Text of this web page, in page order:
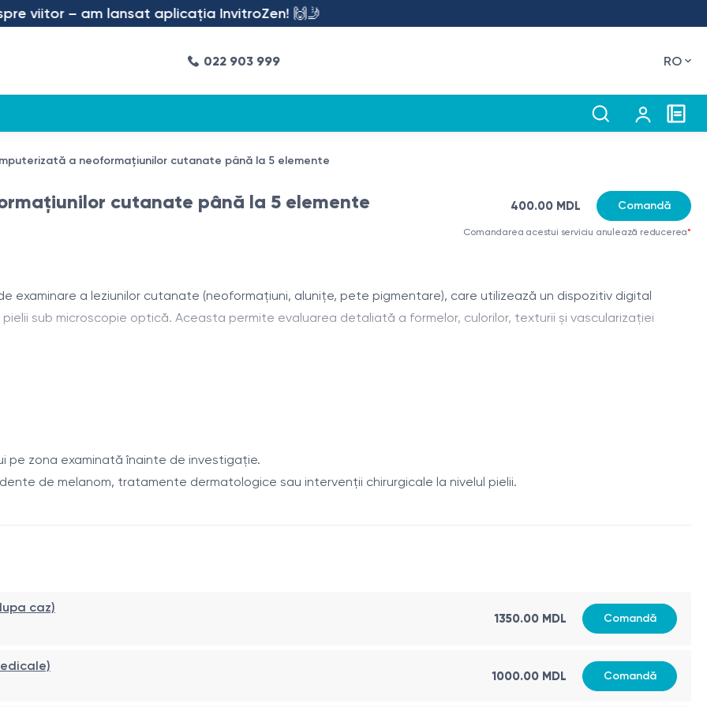
viitor – am lansat aplicația InvitroZen! 🙌🤳
022 903 999 RO
a neoformațiunilor cutanate până la 5 elemente
cutanate până la 5 elemente 400.00 MDL Comandă
Comandarea acestui serviciu anulează reducerea*
examinare a leziunilor cutanate (neoformațiuni, alunițe, pete pigmentare), care utilizează un dispozitiv digital
sub microscopie optică. Aceasta permite evaluarea detaliată a formelor, culorilor, texturii și vascularizației
melanocitare.
malignă a leziunilor cutanate.
longitudinală.
pe zona examinată înainte de investigație.
de melanom, tratamente dermatologice sau intervenții chirurgicale la nivelul pielii.
caz)
1350.00 MDL Comandă
1000.00 MDL Comandă